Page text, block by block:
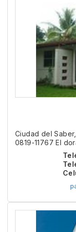
Ciudad del
0819-11767 El